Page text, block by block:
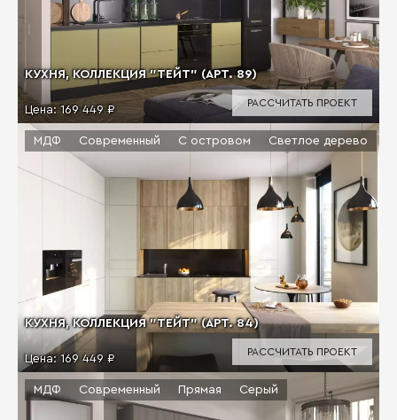
КУХНЯ, КОЛЛЕКЦИЯ "ТЕЙТ" (АРТ. 89)
Цена:169 449 ₽
РАССЧИТАТЬ ПРОЕКТ
КУХНЯ, КОЛЛЕКЦИЯ "ТЕЙТ" (АРТ. 84)
Цена: 169 449 ₽
МДФ Современный С островом Светлое дерево
РАССЧИТАТЬ ПРОЕКТ
МДФ Современный Прямая Серый